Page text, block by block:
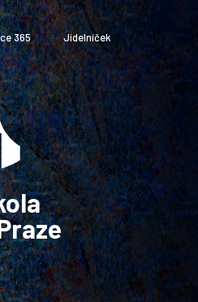
365 Jídelníček